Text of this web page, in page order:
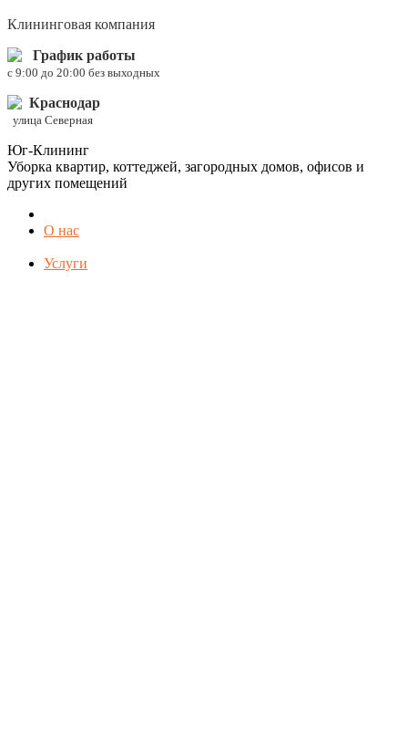
Клининговая компания
График работы
c 9:00 до 20:00 без выходных
Краснодар
улица Северная
Юг-Клининг
Уборка квартир, коттеджей, загородных домов, офисов и
других помещений
О нас
Услуги